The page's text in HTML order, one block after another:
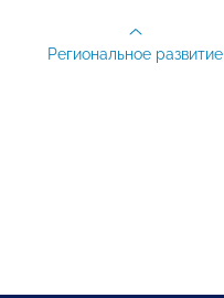
Региональное развитие